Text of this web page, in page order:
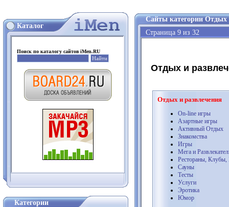
Каталог
Поиск по каталогу сайтов iMen.RU
Категории
Сайты категории Отдых
Страница 9 из 32
Отдых и
Отдых и развлечения
On-line игры
Азартные игры
Активный Отдых
Знакомства
Игры
Мега и
Рестораны, Клубы,
Сауны
Тесты
Услуги
Эротика
Юмор